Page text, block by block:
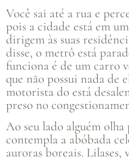
Você sai até a rua e
pois a cidade está em
dirigem às suas
disse, o metrô está
funciona é de um carro
que não possui nada de
motorista do está
preso no
Ao seu lado alguém olha
contempla a abóbada
auroras boreais. Lilases,